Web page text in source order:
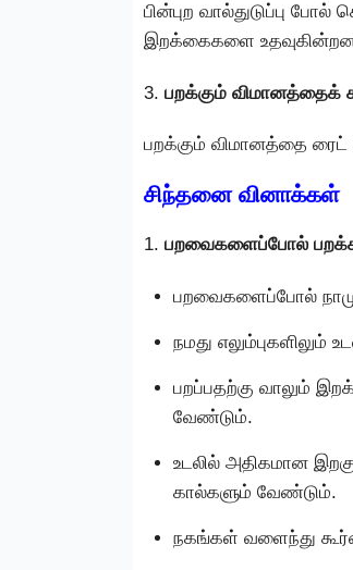
பின்புற வால்துடுப்பு
இறக்கைகளை
3. பறக்கும் விமானத்தைக்
பறக்கும் விமானத்தை
சிந்தனை வினாக்கள்
1. பறவைகளைப்போல் பறக்க
பறவைகளைப்போல்
நமது எலும்புகளிலும்
பறப்பதற்கு வாலும்
வேண்டும்.
உடலில் அதிகமான
கால்களும் வேண்டும்.
நகங்கள் வளைந்து